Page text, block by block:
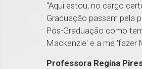
“Aqui estou, no cargo
Graduação passam pela
Pós-Graduação como
Mackenzie' e a me 'fazer
Professora Regina